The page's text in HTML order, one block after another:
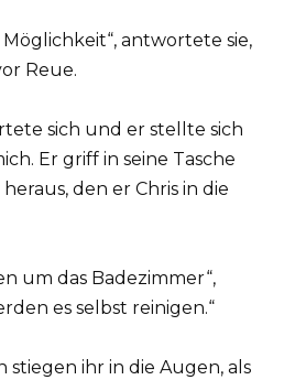
antwortete sie,
Reue.
sich und er stellte sich
Er griff in seine Tasche
den er Chris in die
um das Badezimmer“,
es selbst reinigen.“
stiegen ihr in die Augen, als